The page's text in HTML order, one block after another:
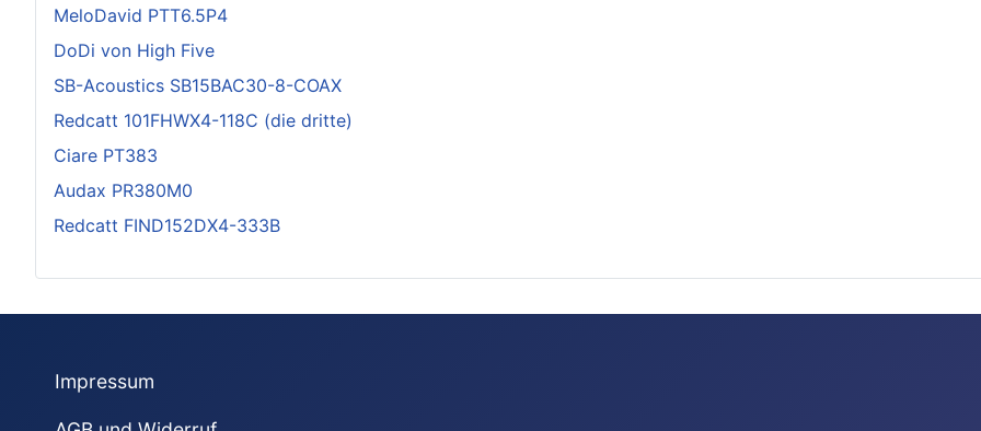
MeloDavid PTT6.5P4
DoDi von High Five
SB-Acoustics SB15BAC30-8-COAX
Redcatt 101FHWX4-118C (die dritte)
Ciare PT383
Audax PR380M0
Redcatt FIND152DX4-333B
Impressum